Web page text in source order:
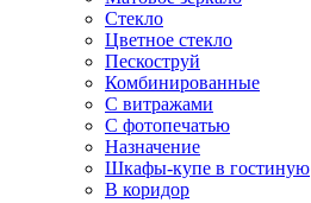
Стекло
Цветное стекло
Пескоструй
Комбинированные
С витражами
С фотопечатью
Назначение
Шкафы-купе в гостиную
В коридор